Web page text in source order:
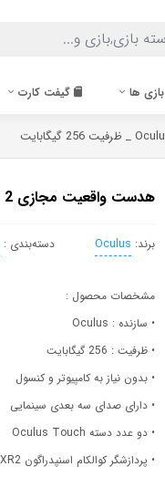
بازی ها گیفت کارت
هدست واقعیت مجازی Oculus Quest 2 _ ظرفیت 256 گیگابایت
برند: Oculus دسته‌بندی :
مشخصات محصول :
• سازنده : Oculus
• ظرفیت : 256 گیگابایت
• بدون نیاز به کامپیوتر و کنسول
• دارای صدای سه بعدی سینمایی
• دو عدد دسته Oculus Touch
• پردازشگر کوالکام اسنپدراگون XR2